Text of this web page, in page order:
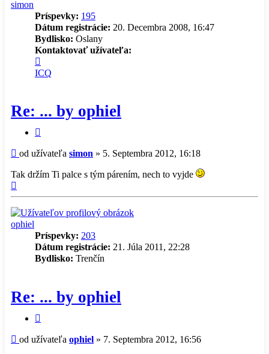
simon
Príspevky: 195
Dátum registrácie: 20. Decembra 2008, 16:47
Bydlisko: Oslany
Kontaktovať užívateľa:
informácie
simon
ICQ
Re: ... by ophiel
Príspevok
od užívateľa simon » 5. Septembra 2012, 16:18
Tak držím Ti palce s tým párením, nech to vyjde
ophiel
Príspevky: 203
Dátum registrácie: 21. Júla 2011, 22:28
Bydlisko: Trenčín
Re: ... by ophiel
Príspevok
od užívateľa ophiel » 7. Septembra 2012, 16:56